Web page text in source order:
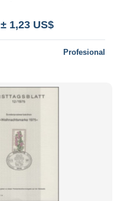
± 1,23 US$
Profesional